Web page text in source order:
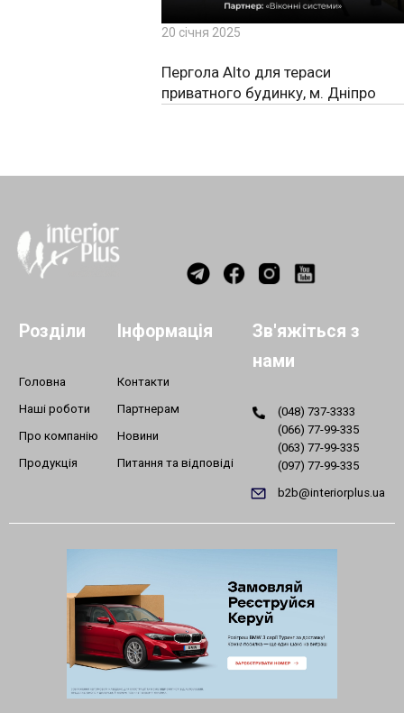
20 січня 2025
Пергола Alto для тераси
приватного будинку, м. Дніпро
Розділи
Головна
Наші роботи
Про компанію
Продукція
Інформація
Контакти
Партнерам
Новини
Питання та відповіді
Зв'яжіться з
нами
(048) 737-3333
(066) 77-99-335
(063) 77-99-335
(097) 77-99-335
b2b@interiorplus.ua